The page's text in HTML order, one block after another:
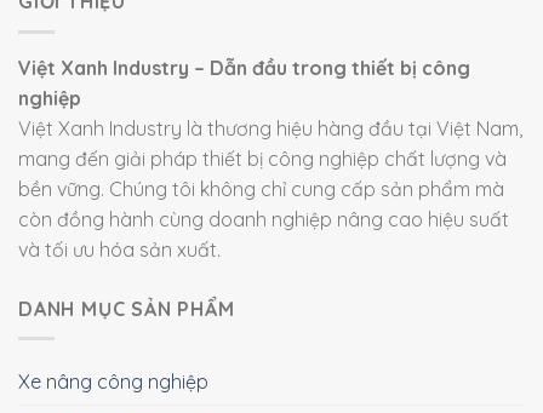
Việt Xanh Industry – Dẫn đầu trong thiết bị công
nghiệp
Việt Xanh Industry là thương hiệu hàng đầu tại Việt Nam,
mang đến giải pháp thiết bị công nghiệp chất lượng và
bền vững. Chúng tôi không chỉ cung cấp sản phẩm mà
còn đồng hành cùng doanh nghiệp nâng cao hiệu suất
và tối ưu hóa sản xuất.
DANH MỤC SẢN PHẨM
Xe nâng công nghiệp